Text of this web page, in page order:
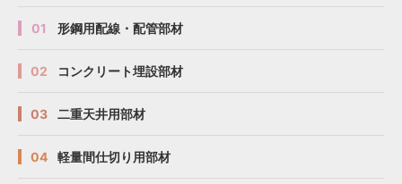
01 形鋼用配線・配管部材
02 コンクリート埋設部材
03 二重天井用部材
04 軽量間仕切り用部材